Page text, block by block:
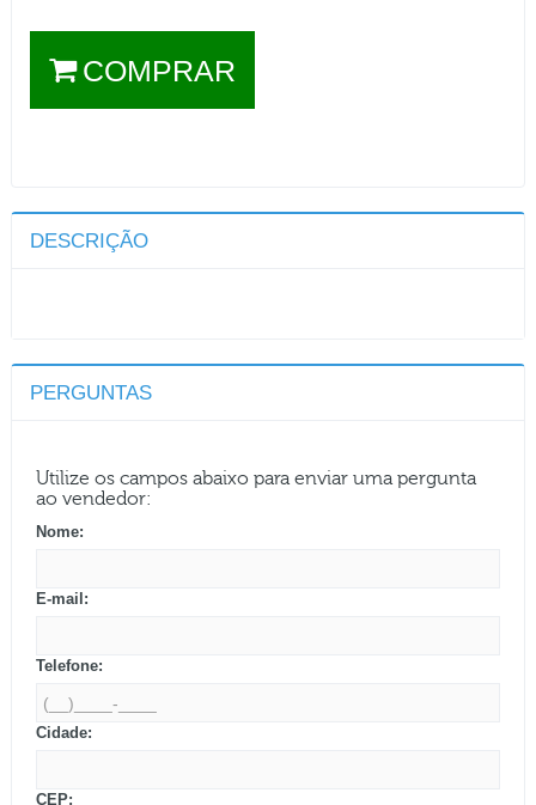
COMPRAR
DESCRIÇÃO
PERGUNTAS
Utilize os campos abaixo para enviar uma pergunta
ao vendedor:
Nome:
E-mail:
Telefone:
Cidade:
CEP: